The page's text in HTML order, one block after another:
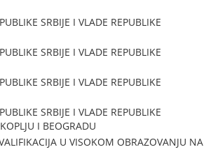
SRBIJE I VLADE REPUBLIKE
SRBIJE I VLADE REPUBLIKE
SRBIJE I VLADE REPUBLIKE
SRBIJE I VLADE REPUBLIKE
I BEOGRADU
U VISOKOM OBRAZOVANJU NA